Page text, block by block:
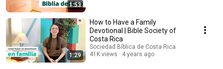
1:53
1:29
How to Have a Family
Devotional | Bible Society of
Costa Rica
Sociedad Bíblica de Costa Rica
41K views
4 years ago